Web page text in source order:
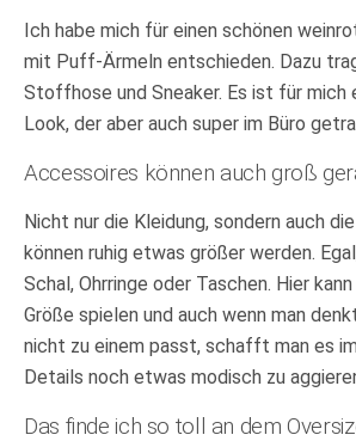
Ich habe mich für einen schönen
mit Puff-Ärmeln entschieden. Dazu
Stoffhose und Sneaker. Es ist für
Look, der aber auch super im Büro
Accessoires können auch groß
Nicht nur die Kleidung, sondern auch
können ruhig etwas größer werden.
Schal, Ohrringe oder Taschen. Hier
Größe spielen und auch wenn man
nicht zu einem passt, schafft man es
Details noch etwas modisch zu
Das finde ich so toll an dem